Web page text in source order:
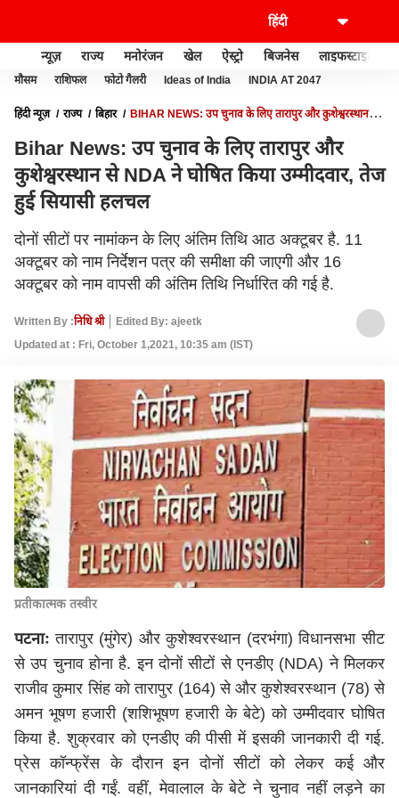
न्यूज़ राज्य मनोरंजन खेल ऐस्ट्रो बिजनेस लाइफस्टाइल
मौसम राशिफल फोटो गैलरी Ideas of India INDIA AT 2047
हिंदी न्यूज़ राज्य बिहार
BIHAR NEWS: उप चुनाव के लिए तारापुर और कुशेश्वरस्थान से
Bihar News: उप चुनाव के लिए तारापुर और
कुशेश्वरस्थान से NDA ने घोषित किया उम्मीदवार, तेज
हुई सियासी हलचल
दोनों सीटों पर नामांकन के लिए अंतिम तिथि आठ अक्टूबर है. 11
अक्टूबर को नाम निर्देशन पत्र की समीक्षा की जाएगी और 16
अक्टूबर को नाम वापसी की अंतिम तिथि निर्धारित की गई है.
Written By :निधि श्री
Edited By: ajeetk
Updated at : Fri, October 1,2021, 10:35 am (IST)
प्रतीकात्मक तस्वीर
पटनाःतारापुर (मुंगेर) और कुशेश्वरस्थान (दरभंगा) विधानसभा सीट
से उप चुनाव होना है. इन दोनों सीटों से एनडीए (NDA) ने मिलकर
राजीव कुमार सिंह को तारापुर (164) से और कुशेश्वरस्थान (78) से
अमन भूषण हजारी (शशिभूषण हजारी के बेटे) को उम्मीदवार घोषित
किया है. शुक्रवार को एनडीए की पीसी में इसकी जानकारी दी गई.
प्रेस कॉन्फ्रेंस के दौरान इन दोनों सीटों को लेकर कई और
जानकारियां दी गईं. वहीं, मेवालाल के बेटे ने चुनाव नहीं लड़ने का